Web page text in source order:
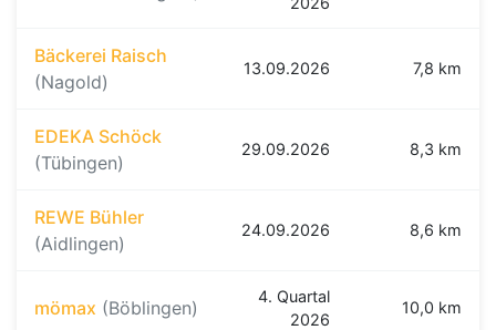
Bäckerei Raisch
(Nagold)
13.09.2026 7,8 km
EDEKA Schöck
(Tübingen)
29.09.2026 8,3 km
REWE Bühler
(Aidlingen)
24.09.2026 8,6 km
mömax (Böblingen)
4. Quartal
2026
10,0 km